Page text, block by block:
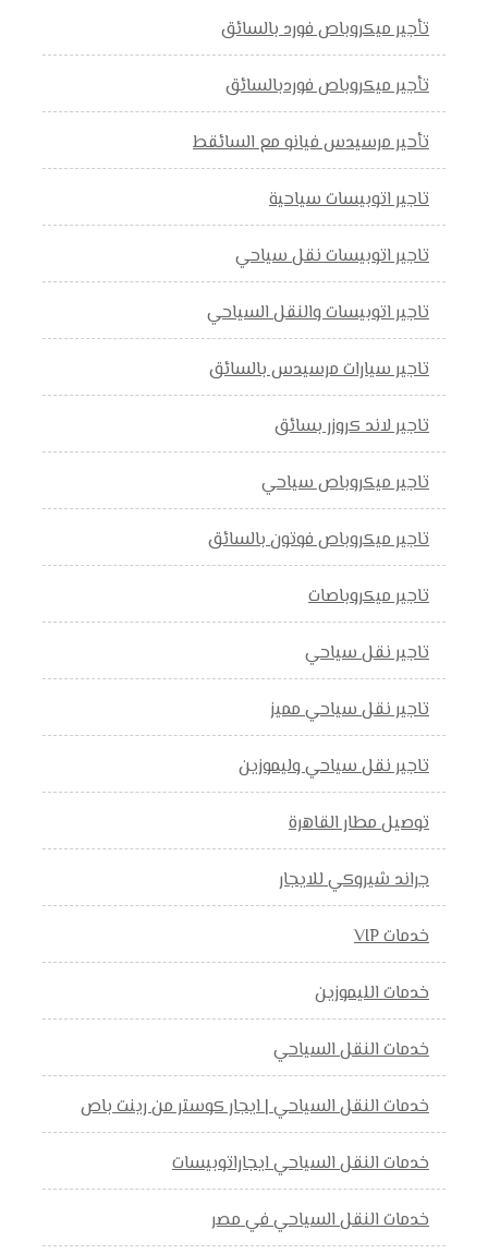
تأجير ميكروباص فورد بالسائق
تأجير ميكروباص فوردبالسائق
تأحير مرسيدس فيانو مع السائقط
تاجير اتوبيسات سياحية
تاجير اتوبيسات نقل سياحي
تاجير اتوبيسات والنقل السياحي
تاجير سيارات مرسيدس بالسائق
تاجير لاند كروزر بسائق
تاجير ميكروباص سياحي
تاجير ميكروباص فوتون بالسائق
تاجير ميكروباصات
تاجير نقل سياحي
تاجير نقل سياحي مميز
تاجير نقل سياحي وليموزين
توصيل مطار القاهرة
جراند شيروكي للايجار
خدمات VIP
خدمات الليموزين
خدمات النقل السياحي
خدمات النقل السياحي | ايجار كوستر من رينت باص
خدمات النقل السياحي ايجاراتوبيسات
خدمات النقل السياحي في مصر